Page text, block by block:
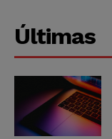
Últimas